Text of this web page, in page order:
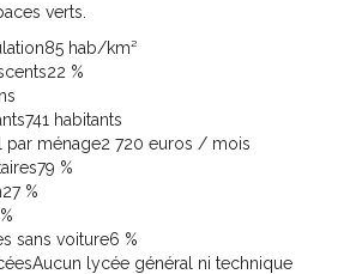
verts.
85 hab/km²
22 %
741 habitants
par ménage2 720 euros / mois
79 %
27 %
sans voiture6 %
Aucun lycée général ni technique